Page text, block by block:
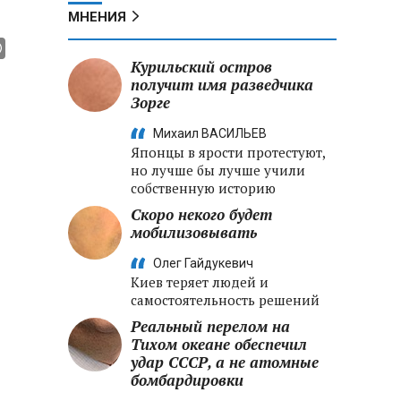
МНЕНИЯ
Курильский остров
получит имя разведчика
Зорге
Михаил ВАСИЛЬЕВ
Японцы в ярости протестуют,
но лучше бы лучше учили
собственную историю
Скоро некого будет
мобилизовывать
Олег Гайдукевич
Киев теряет людей и
самостоятельность решений
Реальный перелом на
Тихом океане обеспечил
удар СССР, а не атомные
бомбардировки